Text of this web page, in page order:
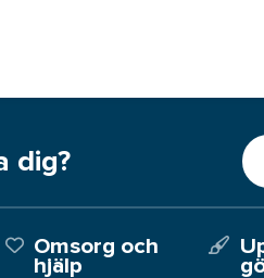
dig?
Omsorg och
hjälp